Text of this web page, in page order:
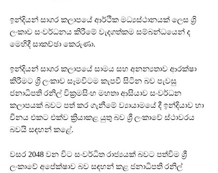
ඉන්දියන් සාගර කලාපයේ ආර්ථික මධ්‍යස්ථානයක් ලෙස ශ්‍රි
ලංකාව සංවර්ධනය කිරීමේ වැදගත්කම සම්බන්ධයෙන් ද
මෙහිදී සාකච්ඡා කෙරුණා.
ඉන්දියන් සාගර කලාපයේ සාමය සහ අනන්‍යතාව ආරක්ෂා
කිරීමට ශ්‍රි ලංකාව සෑමවිටම කැපවී සිටින බව පැවසු
ජනාධිපති රනිල් වික්‍රමසිංහ මහතා ආසියාව සංවර්ධන
කලාපයක් බවට පත් කර ගැනීමේ ව්‍යායාමයේ දී ඉන්දියාව හා
චීනය එකට එක්ව ක්‍රියාකළ යුතු බව ශ්‍රී ලංකාවේ ස්ථාවරය
බවයි සඳහන් කළේ.
වසර 2048 වන විට සංවර්ධිත රාජ්‍යයක් බවට පත්විම ශ්‍රී
ලංකාවේ අපේක්ෂාව බව සඳහන් කළ ජනාධිපති රනිල්